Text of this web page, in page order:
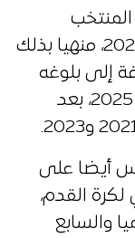
الجزائري إلى نهائيات كأس العالم 2026، منهيا بذلك
2018 و2022، إضافة إلى بلوغه
الدور ربع النهائي لكأس أمم إفريقيا 2025، بعد
أيضا على
القدم،
43 عالميا والسابع